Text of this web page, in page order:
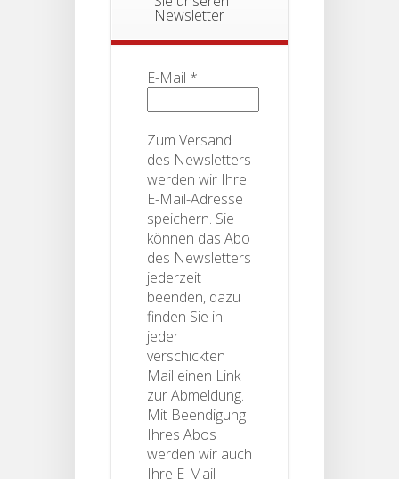
Newsletter
E-Mail *
Zum Versand
des Newsletters
werden wir Ihre
E-Mail-Adresse
speichern. Sie
können das Abo
des Newsletters
jederzeit
beenden, dazu
finden Sie in
jeder
verschickten
Mail einen Link
zur Abmeldung.
Mit Beendigung
Ihres Abos
werden wir auch
Ihre E-Mail-